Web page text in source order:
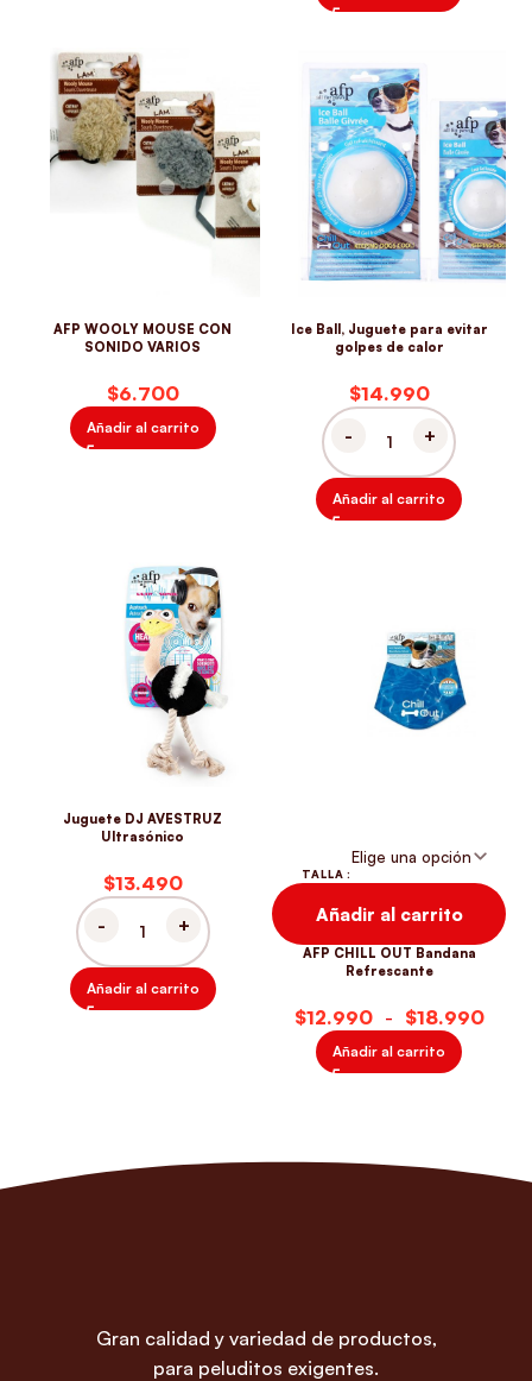
AFP WOOLY MOUSE CON
SONIDO VARIOS
$
Añadir al carrito
Ice Ball, Juguete para evitar
golpes de calor
$
ICE BALL, JUGUETE PARA
Añadir al carrito
Juguete DJ AVESTRUZ
Ultrasónico
$
JUGUETE DJ AVESTRUZ ULTRASÓNICO CANTIDAD
Añadir al carrito
TALLA
Añadir al carrito
AFP CHILL OUT Bandana
Refrescante
$ $
Añadir al carrito
Gran calidad y variedad de productos,
para peluditos exigentes.